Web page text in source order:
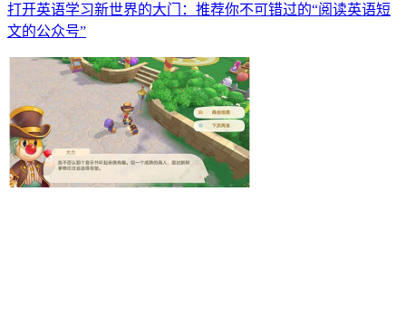
打开英语学习新世界的大门：推荐你不可错过的“阅读英语短
文的公众号”